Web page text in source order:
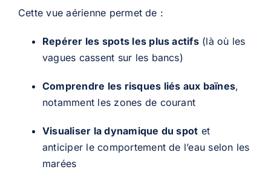
Cette vue aérienne permet de :
Repérer les spots les plus actifs(là où les
vagues cassent sur les bancs)
Comprendre les risques liés aux baïnes,
notamment les zones de courant
Visualiser la dynamique du spot et
anticiper le comportement de l’eau selon les
marées